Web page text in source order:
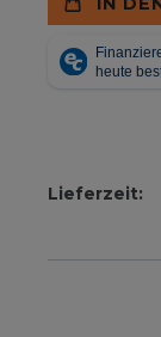
Lieferzeit: